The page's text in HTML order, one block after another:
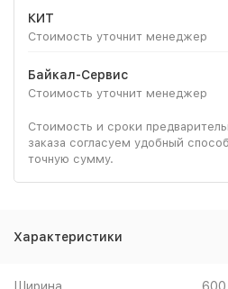
КИТ
Стоимость уточнит менеджер
Байкал-Сервис
Стоимость уточнит менеджер
Стоимость и сроки
заказа согласуем удобный
точную сумму.
Характеристики
Ширина